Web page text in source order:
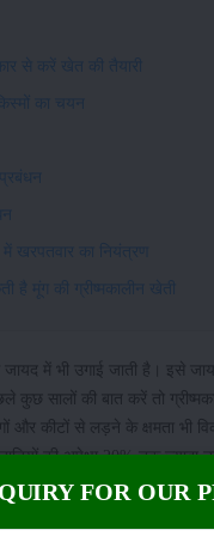
से करें खेत की तैयारी
का चयन
खरपतवार का नियंत्रण
है मूंग की ग्रीष्मकालीन खेती
में भी उगाई जाती है। इसे
सालों की बात करें तो
और कीटों से लड़ने के क्षमता भी
की अपेक्षा 20% तक ज्यादा
से करें खेत की तैयारी
FOR OUR